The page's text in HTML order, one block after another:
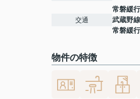
交通
常磐緩
武蔵野線
常磐緩
物件の特徴